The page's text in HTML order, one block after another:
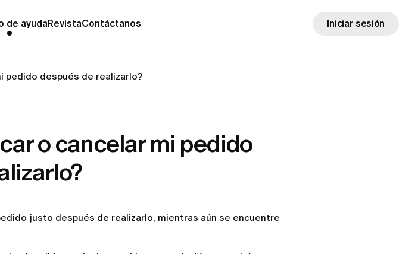
de ayudaRevistaContáctanos Iniciar sesión
pedido después de realizarlo?
o cancelar mi pedido
justo después de realizarlo, mientras aún se encuentre